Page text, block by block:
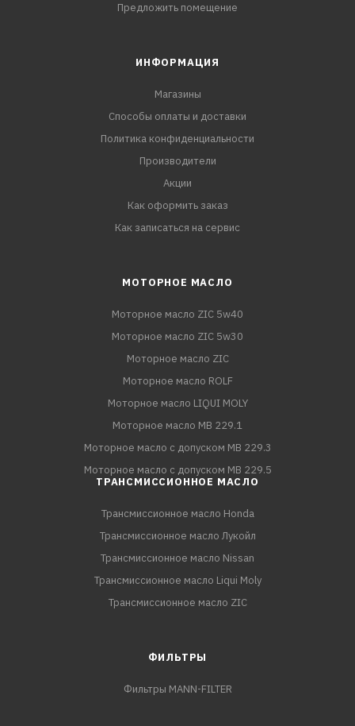
Предложить помещение
ИНФОРМАЦИЯ
Магазины
Способы оплаты и доставки
Политика конфиденциальности
Производители
Акции
Как оформить заказ
Как записаться на сервис
МОТОРНОЕ МАСЛО
Моторное масло ZIC 5w40
Моторное масло ZIC 5w30
Моторное масло ZIC
Моторное масло ROLF
Моторное масло LIQUI MOLY
Моторное масло MB 229.1
Моторное масло с допуском MB 229.3
Моторное масло с допуском MB 229.5
ТРАНСМИССИОННОЕ МАСЛО
Трансмиссионное масло Honda
Трансмиссионное масло Лукойл
Трансмиссионное масло Nissan
Трансмиссионное масло Liqui Moly
Трансмиссионное масло ZIC
ФИЛЬТРЫ
Фильтры MANN-FILTER